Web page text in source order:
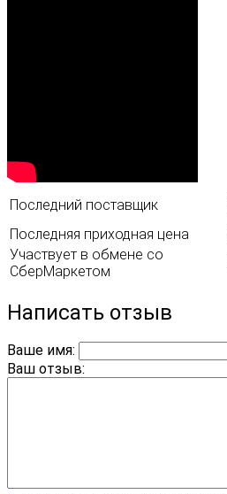
Последний поставщик
Последняя приходная цена
Участвует в обмене со
СберМаркетом
Написать отзыв
Ваше имя:
Ваш отзыв: